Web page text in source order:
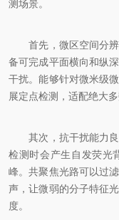
测场景。
首先，微区空间分辨
备可完成平面横向和纵
干扰。能够针对微米级
展定点检测，适配绝大
其次，抗干扰能力良
检测时会产生自发荧光
峰。共聚焦光路可以过
声，让微弱的分子特征
度。